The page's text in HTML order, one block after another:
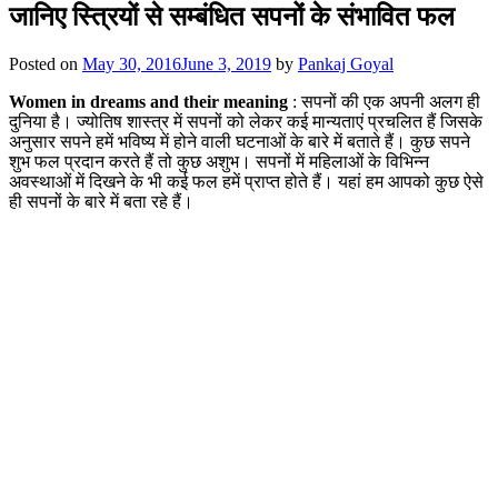
जानिए स्त्रियों से सम्बंधित सपनों के संभावित फल
Posted on May 30, 2016June 3, 2019 by Pankaj Goyal
Women in dreams and their meaning : सपनों की एक अपनी अलग ही
दुनिया है। ज्योतिष शास्त्र में सपनों को लेकर कई मान्यताएं प्रचलित हैं जिसके
अनुसार सपने हमें भविष्य में होने वाली घटनाओं के बारे में बताते हैं। कुछ सपने
शुभ फल प्रदान करते हैं तो कुछ अशुभ। सपनों में महिलाओं के विभिन्न
अवस्थाओं में दिखने के भी कई फल हमें प्राप्त होते हैं। यहां हम आपको कुछ ऐसे
ही सपनों के बारे में बता रहे हैं।